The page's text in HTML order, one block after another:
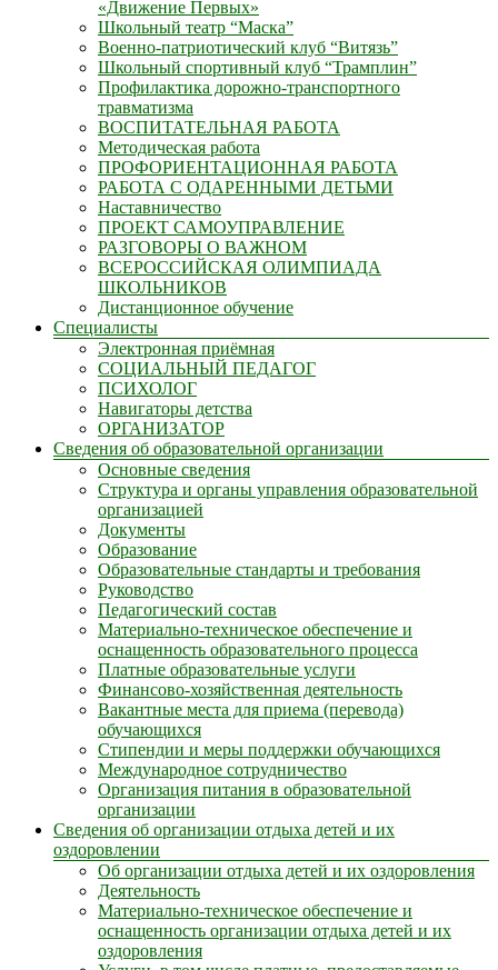
«Движение Первых»
Школьный театр “Маска”
Военно-патриотический клуб “Витязь”
Школьный спортивный клуб “Трамплин”
Профилактика дорожно-транспортного
травматизма
ВОСПИТАТЕЛЬНАЯ РАБОТА
Методическая работа
ПРОФОРИЕНТАЦИОННАЯ РАБОТА
РАБОТА С ОДАРЕННЫМИ ДЕТЬМИ
Наставничество
ПРОЕКТ САМОУПРАВЛЕНИЕ
РАЗГОВОРЫ О ВАЖНОМ
ВСЕРОССИЙСКАЯ ОЛИМПИАДА
ШКОЛЬНИКОВ
Дистанционное обучение
Специалисты
Электронная приёмная
СОЦИАЛЬНЫЙ ПЕДАГОГ
ПСИХОЛОГ
Навигаторы детства
ОРГАНИЗАТОР
Сведения об образовательной организации
Основные сведения
Структура и органы управления образовательной
организацией
Документы
Образование
Образовательные стандарты и требования
Руководство
Педагогический состав
Материально-техническое обеспечение и
оснащенность образовательного процесса
Платные образовательные услуги
Финансово-хозяйственная деятельность
Вакантные места для приема (перевода)
обучающихся
Стипендии и меры поддержки обучающихся
Международное сотрудничество
Организация питания в образовательной
организации
Сведения об организации отдыха детей и их
оздоровлении
Об организации отдыха детей и их оздоровления
Деятельность
Материально-техническое обеспечение и
оснащенность организации отдыха детей и их
оздоровления